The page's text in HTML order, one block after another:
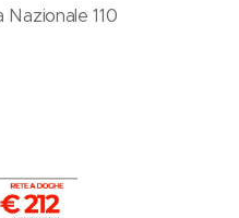
Nazionale 110